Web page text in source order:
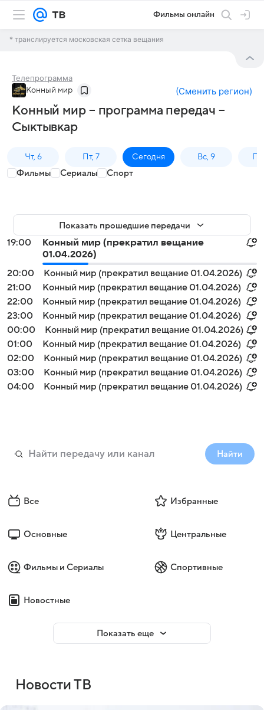
Фильмы онлайн
* транслируется московская сетка вещания
Телепрограмма
Конный мир (Сменить регион)
Конный мир – программа передач –
Сыктывкар
Чт, 6 Пт, 7 Сегодня Вс, 9
Фильмы Сериалы Спорт
Показать прошедшие передачи
19:00
Конный мир (прекратил вещание
01.04.2026)
20:00
Конный мир (прекратил вещание 01.04.2026)
21:00
Конный мир (прекратил вещание 01.04.2026)
22:00
Конный мир (прекратил вещание 01.04.2026)
23:00
Конный мир (прекратил вещание 01.04.2026)
00:00
Конный мир (прекратил вещание 01.04.2026)
01:00
Конный мир (прекратил вещание 01.04.2026)
02:00
Конный мир (прекратил вещание 01.04.2026)
03:00
Конный мир (прекратил вещание 01.04.2026)
04:00
Конный мир (прекратил вещание 01.04.2026)
Найти
Все Избранные
Основные Центральные
Фильмы и Сериалы Спортивные
Новостные
Показать еще
Новости ТВ